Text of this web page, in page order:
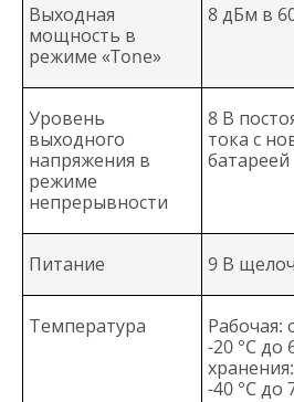
Выходная
мощность в
режиме «Tone»
8 дБм в
Уровень
выходного
напряжения в
режиме
непрерывности
8 В
тока с
батареей
Питание 9 В
Температура
Рабочая:
-20 °C до
-40 °C до